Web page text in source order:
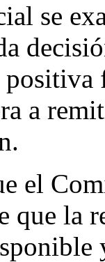
se
a
el
que la